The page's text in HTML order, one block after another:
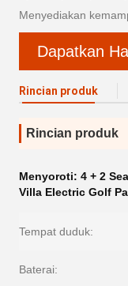
Menyediakan
Dapatkan
Rincian produk
Rincian produk
Menyoroti: 4 + 2
Villa Electric Golf
Tempat duduk:
Baterai: